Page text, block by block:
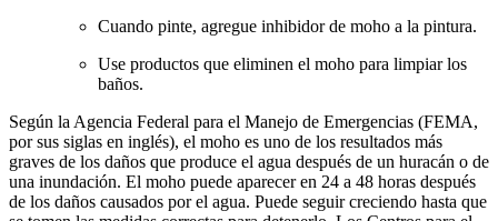
Cuando pinte, agregue inhibidor de moho a la pintura.
Use productos que eliminen el moho para limpiar los
baños.
Según la Agencia Federal para el Manejo de Emergencias (FEMA,
por sus siglas en inglés), el moho es uno de los resultados más
graves de los daños que produce el agua después de un huracán o de
una inundación. El moho puede aparecer en 24 a 48 horas después
de los daños causados por el agua. Puede seguir creciendo hasta que